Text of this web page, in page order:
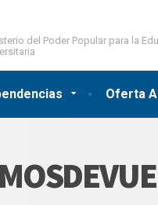
Oferta
del Poder Popular para la